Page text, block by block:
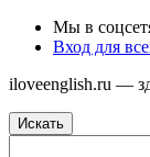
Мы в
Вход для
iloveenglish.ru —
Искать